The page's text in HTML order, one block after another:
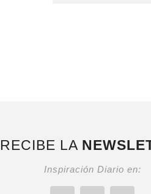
RECIBE LA
Inspiración Diario en: